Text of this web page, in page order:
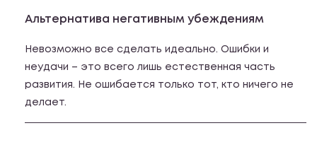
Альтернатива негативным убеждениям
Невозможно все сделать идеально. Ошибки и
неудачи – это всего лишь естественная часть
развития. Не ошибается только тот, кто ничего не
делает.